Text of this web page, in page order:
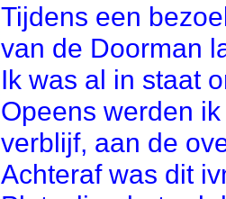
Tijdens een
van de Doorman
Ik was al in staat
Opeens werden
verblijf, aan de
Achteraf was dit